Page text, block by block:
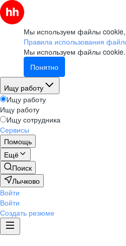
Мы используем файлы cookie,
Правила использования
Мы используем файлы cookie.
Понятно
Ищу работу
Ищу работу
Ищу работу
Ищу сотрудника
Сервисы
Помощь
Ещё
Поиск
Лычково
Войти
Войти
Создать резюме